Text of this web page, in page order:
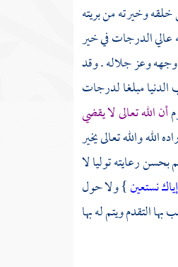
وخيرته من بريته
عالي الدرجات في خير
وجهه وعز جلاله . وقد
مبلغا لدرجات
أن الله تعالى لا يقضي
الله والله تعالى يخير
رعايته توليا لا
نستعين} ولا حول
التقدم ويتم له بها